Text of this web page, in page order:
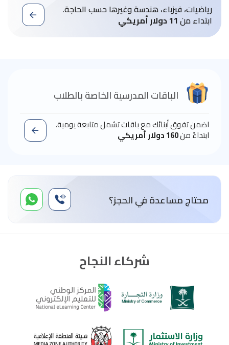
رياضيات، فيزباء، هندسة وغيرها حسب الحاجة.
ابتداء من11 دولار أمريكي
الباقات المدرسية الخاصة بالطلاب
اضمن تفوق أبنائك مع باقات تشمل متابعة يومية،
ابتداءً من160 دولار أمريكي
محتاج مساعدة في الحجز؟
شركاء النجاح